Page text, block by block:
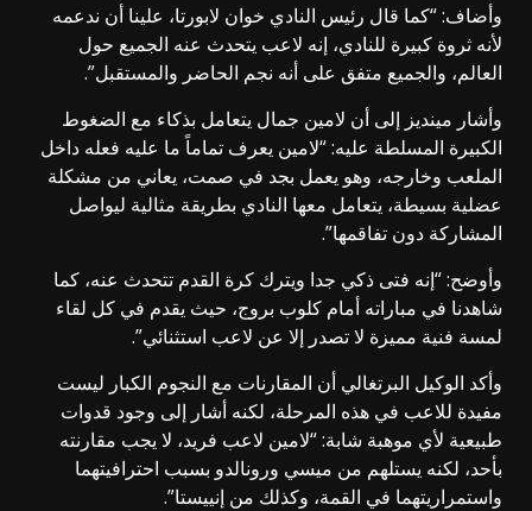
وأضاف: “كما قال رئيس النادي خوان لابورتا، علينا أن ندعمه
لأنه ثروة كبيرة للنادي، إنه لاعب يتحدث عنه الجميع حول
العالم، والجميع متفق على أنه نجم الحاضر والمستقبل”.
وأشار مينديز إلى أن لامين جمال يتعامل بذكاء مع الضغوط
الكبيرة المسلطة عليه: “لامين يعرف تماماً ما عليه فعله داخل
الملعب وخارجه، وهو يعمل بجد في صمت، يعاني من مشكلة
عضلية بسيطة، يتعامل معها النادي بطريقة مثالية ليواصل
المشاركة دون تفاقمها”.
وأوضح: “إنه فتى ذكي جدا ويترك كرة القدم تتحدث عنه، كما
شاهدنا في مباراته أمام كلوب بروج، حيث يقدم في كل لقاء
لمسة فنية مميزة لا تصدر إلا عن لاعب استثنائي”.
وأكد الوكيل البرتغالي أن المقارنات مع النجوم الكبار ليست
مفيدة للاعب في هذه المرحلة، لكنه أشار إلى وجود قدوات
طبيعية لأي موهبة شابة: “لامين لاعب فريد، لا يجب مقارنته
بأحد، لكنه يستلهم من ميسي ورونالدو بسبب احترافيتهما
واستمراريتهما في القمة، وكذلك من إنييستا”.